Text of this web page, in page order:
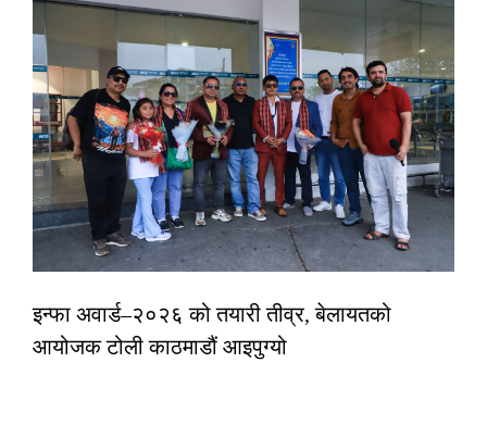
इन्फा अवार्ड–२०२६ को तयारी तीव्र, बेलायतको
आयोजक टोली काठमाडौं आइपुग्यो